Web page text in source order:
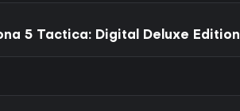
5 Tactica: Digital Deluxe Edition